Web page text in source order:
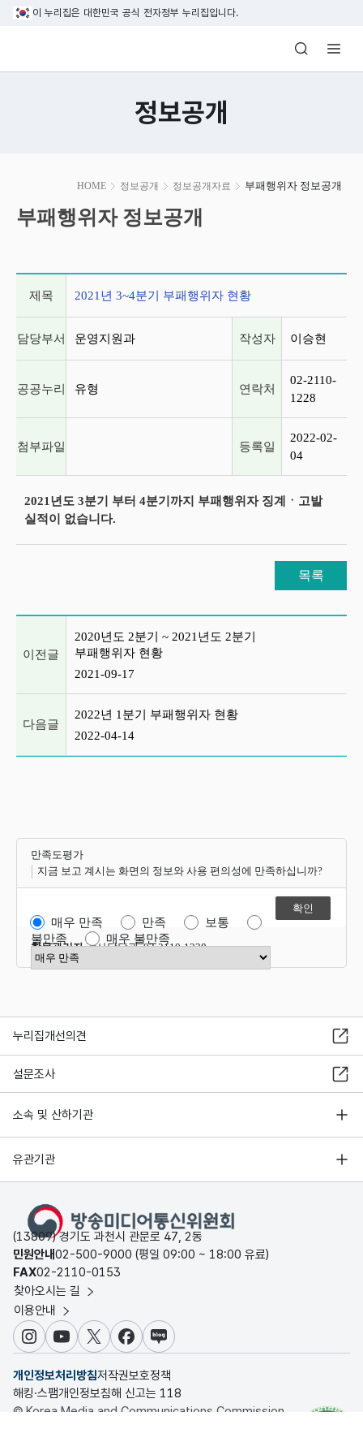
본문 바로가기
이 누리집은 대한민국 공식 전자정부 누리집입니다.
방송미디어통신위원회 Korea Media
정보공개
HOME 정보공개 정보공개자료 부패행위자 정보공개
시
작
부패행위자 정보공개
제목 2021년 3~4분기 부패행위자 현황
담당부서 운영지원과 작성자 이승현
공공누리 유형 연락처
02-2110-
1228
첨부파일 등록일
2022-02-
04
2021년도 3분기 부터 4분기까지 부패행위자 징계ㆍ고발
실적이 없습니다.
목록
이전글
2020년도 2분기 ~ 2021년도 2분기
부패행위자 현황
2021-09-17
다음글
2022년 1분기 부패행위자 현황
2022-04-14
만족도평가
지금 보고 계시는 화면의 정보와 사용 편의성에 만족하십니까?
매우 만족 만족
보통
불만족
매우 불만족
만족도 점수 선택
항목관리자감사담당관 02-2110-1228
누리집개선의견
설문조사
소속 및 산하기관
유관기관
(13809) 경기도 과천시 관문로 47, 2동
민원안내02-500-9000 (평일 09:00 ~ 18:00 유료)
FAX02-2110-0153
찾아오시는 길
이용안내
인스타그램
유튜브X 페이스북
블로그
개인정보처리방침저작권보호정책
해킹·스팸개인정보침해 신고는 118
© Korea Media and Communications Commission.